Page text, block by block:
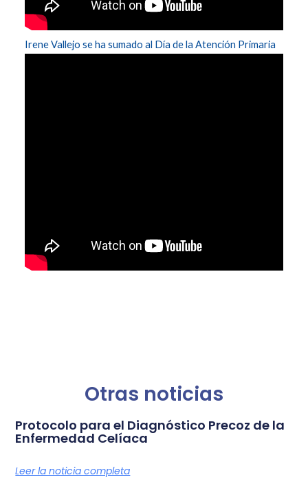
Irene Vallejo se ha sumado al Día de la Atención Primaria
Otras noticias
Protocolo para el Diagnóstico Precoz de la
Enfermedad Celíaca
Leer la noticia completa